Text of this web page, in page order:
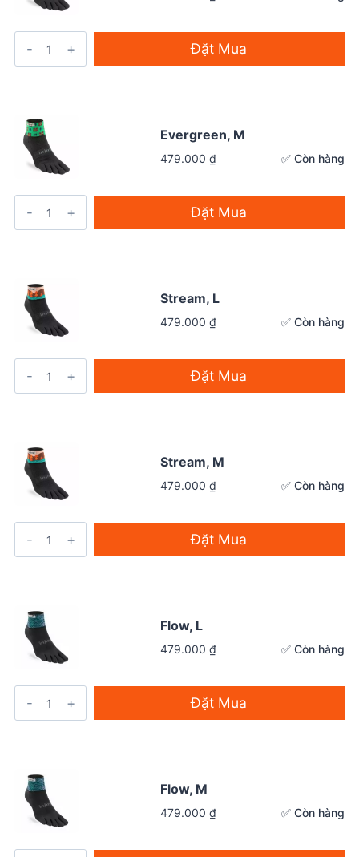
Đặt Mua
Evergreen, M
479.000 ₫ ✅ Còn hàng
Đặt Mua
Stream, L
479.000 ₫ ✅ Còn hàng
Đặt Mua
Stream, M
479.000 ₫ ✅ Còn hàng
Đặt Mua
Flow, L
479.000 ₫ ✅ Còn hàng
Đặt Mua
Flow, M
479.000 ₫ ✅ Còn hàng